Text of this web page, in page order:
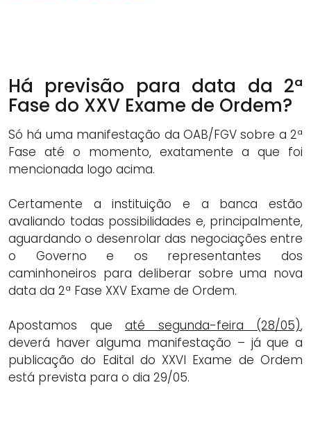
Há previsão para data da 2ª
Fase do XXV Exame de Ordem?
Só há uma manifestação da OAB/FGV sobre a 2ª
Fase até o momento, exatamente a que foi
mencionada logo acima.
Certamente a instituição e a banca estão
avaliando todas possibilidades e, principalmente,
aguardando o desenrolar das negociações entre
o Governo e os representantes dos
caminhoneiros para deliberar sobre uma nova
data da 2ª Fase XXV Exame de Ordem.
Apostamos que até segunda-feira (28/05),
deverá haver alguma manifestação – já que a
publicação do Edital do XXVI Exame de Ordem
está prevista para o dia 29/05.